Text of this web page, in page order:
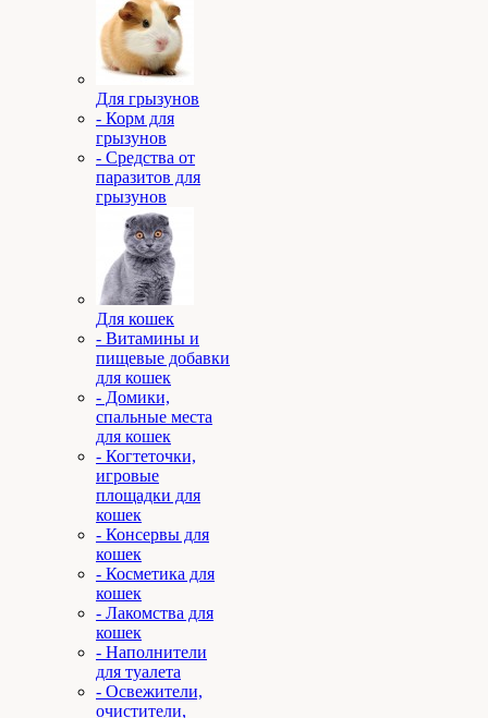
Для грызунов
- Корм для
грызунов
- Средства от
паразитов для
грызунов
Для кошек
- Витамины и
пищевые добавки
для кошек
- Домики,
спальные места
для кошек
- Когтеточки,
игровые
площадки для
кошек
- Консервы для
кошек
- Косметика для
кошек
- Лакомства для
кошек
- Наполнители
для туалета
- Освежители,
очистители,